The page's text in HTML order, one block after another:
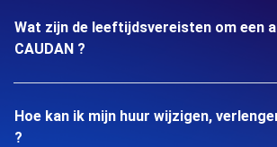
Wat zijn de leeftijdsvereisten om een
CAUDAN ?
Hoe kan ik mijn huur wijzigen,
?